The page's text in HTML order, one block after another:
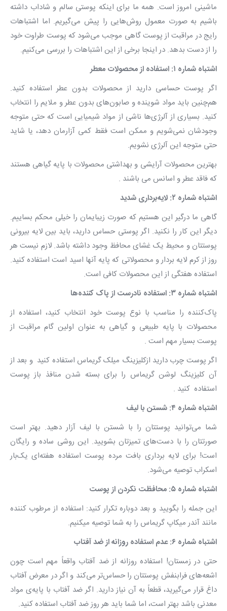
ماشینی امروز است. همه ما برای اینکه پوستی سالم و شاداب داشته
باشیم به صورت معمول روش‌هایی را پیش می‌گیریم. اما اشتباهات
رایج در مراقبت از پوست گاهی موجب می‌شود که پوست طراوت خود
را از دست بدهد. در اینجا برخی از این اشتباهات را بررسی می‌کنیم.
اشتباه شماره ۱: استفاده از محصولات معطر
اگر پوست حساسی دارید از محصولات بدون عطر استفاده کنید.
هم‌چنین باید مواد شوینده و صابون‌های بدون عطر و ملایم را انتخاب
کنید. بسیاری از آلرژی‌ها ناشی از مواد شیمیایی است که حتی متوجه
وجودشان نمی‌شویم و ممکن است فقط کمی آزارمان دهد، یا شاید
حتی متوجه این آلرژی نشویم.
بهترین محصولات آرایشی و بهداشتی محصولات با پایه گیاهی هستند
که فاقد عطر و اسانس می باشند .
اشتباه شماره ۲: لایه‌برداری شدید
گاهی ما درگیر این هستیم که صورت زیبایمان را خیلی محکم بساییم.
دیگر این کار را نکنید. اگر پوستی حساس دارید، باید بین لایه‌ بیرونی
پوستتان و محیط یک غشای محافظ وجود داشته باشد. لازم نیست هر
روز از کرم لایه بردار و محصولاتی که پایه‌ آنها اسید است استفاده کنید.
استفاده هفتگی از این محصولات کافی است.
اشتباه شماره ۳: استفاده‌ نادرست از پاک کننده‌ها
پاک‌کننده را مناسب با نوع پوست خود انتخاب کنید، استفاده از
محصولات با پایه طبیعی و گیاهی به عنوان اولین گام مراقبت از
پوست بسیار مهم است .
اگر پوست چرب دارید ازکلیزینگ میلک گریماس استفاده کنید و بعد از
آن کلیزینگ لوشن گریماس را برای بسته شدن منافذ باز پوست
استفاده کنید .
اشتباه شماره ۴: شستن با لیف
شما می‌توانید پوستتان را با شستن با لیف آزار دهید. بهتر است
صورتتان را با دست‌های تمیزتان بشویید. این روشی ساده و رایگان
است! برای لایه برداری بافت مرده پوست استفاده هفته‌ای یک‌بار
اسکراب توصیه می‌شود.
اشتباه شماره ۵: محافظت نکردن از پوست
این جمله را بگویید و بعد دوباره تکرار کنید: استفاده از مرطوب کننده
مانند آندر میکاپ گریماس را به شما توصیه میکنیم.
اشتباه شماره ۶: عدم استفاده‌ روزانه از ضد آفتاب
حتی در زمستان! استفاده‌ روزانه از ضد آفتاب واقعاً مهم است چون
اشعه‌های فرابنفش پوستتان را حساس‌تر می‌کند و اگر در معرض آفتاب
داغ قرار می‌گیرید، قطعاً به آن نیاز دارید. اگر ضد آفتاب با پایه‌ی مواد
معدنی باشد بهتر است، اما شما باید هر روز ضد آفتاب استفاده کنید.